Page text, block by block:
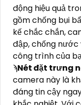
động hiệu quả
gồm chống bụi
kế chắc chắn,
đập, chống nước
công trình của
ϡNét đặt trưng
camera này là
đáng tin cậy